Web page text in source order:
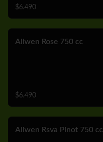
$6.490
Aliwen Rose 750 cc
$6.490
Aliwen Rsva Pinot 750 cc